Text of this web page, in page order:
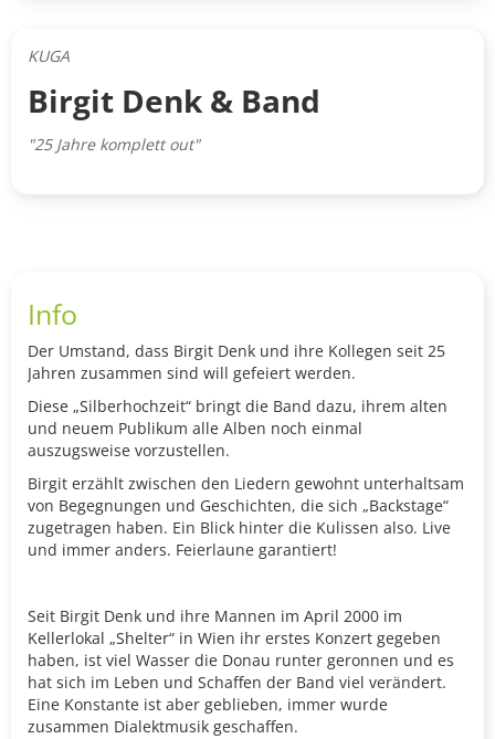
KUGA
Birgit Denk & Band
"25 Jahre komplett out"
Info
Der Umstand, dass Birgit Denk und ihre Kollegen seit 25
Jahren zusammen sind will gefeiert werden.
Diese „Silberhochzeit“ bringt die Band dazu, ihrem alten
und neuem Publikum alle Alben noch einmal
auszugsweise vorzustellen.
Birgit erzählt zwischen den Liedern gewohnt unterhaltsam
von Begegnungen und Geschichten, die sich „Backstage“
zugetragen haben. Ein Blick hinter die Kulissen also. Live
und immer anders. Feierlaune garantiert!
Seit Birgit Denk und ihre Mannen im April 2000 im
Kellerlokal „Shelter“ in Wien ihr erstes Konzert gegeben
haben, ist viel Wasser die Donau runter geronnen und es
hat sich im Leben und Schaffen der Band viel verändert.
Eine Konstante ist aber geblieben, immer wurde
zusammen Dialektmusik geschaffen.